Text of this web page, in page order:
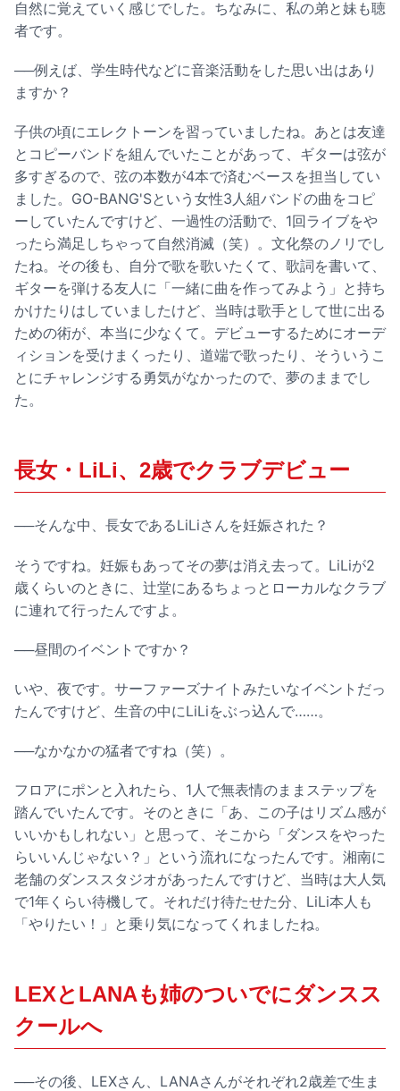
自然に覚えていく感じでした。ちなみに、私の弟と妹も聴
者です。
──例えば、学生時代などに音楽活動をした思い出はあり
ますか？
子供の頃にエレクトーンを習っていましたね。あとは友達
とコピーバンドを組んでいたことがあって、ギターは弦が
多すぎるので、弦の本数が4本で済むベースを担当してい
ました。GO-BANG'Sという女性3人組バンドの曲をコピ
ーしていたんですけど、一過性の活動で、1回ライブをや
ったら満足しちゃって自然消滅（笑）。文化祭のノリでし
たね。その後も、自分で歌を歌いたくて、歌詞を書いて、
ギターを弾ける友人に「一緒に曲を作ってみよう」と持ち
かけたりはしていましたけど、当時は歌手として世に出る
ための術が、本当に少なくて。デビューするためにオーデ
ィションを受けまくったり、道端で歌ったり、そういうこ
とにチャレンジする勇気がなかったので、夢のままでし
た。
長女・LiLi、2歳でクラブデビュー
──そんな中、長女であるLiLiさんを妊娠された？
そうですね。妊娠もあってその夢は消え去って。LiLiが2
歳くらいのときに、辻堂にあるちょっとローカルなクラブ
に連れて行ったんですよ。
──昼間のイベントですか？
いや、夜です。サーファーズナイトみたいなイベントだっ
たんですけど、生音の中にLiLiをぶっ込んで……。
──なかなかの猛者ですね（笑）。
フロアにポンと入れたら、1人で無表情のままステップを
踏んでいたんです。そのときに「あ、この子はリズム感が
いいかもしれない」と思って、そこから「ダンスをやった
らいいんじゃない？」という流れになったんです。湘南に
老舗のダンススタジオがあったんですけど、当時は大人気
で1年くらい待機して。それだけ待たせた分、LiLi本人も
「やりたい！」と乗り気になってくれましたね。
LEXとLANAも姉のついでにダンスス
クールへ
──その後、LEXさん、LANAさんがそれぞれ2歳差で生ま